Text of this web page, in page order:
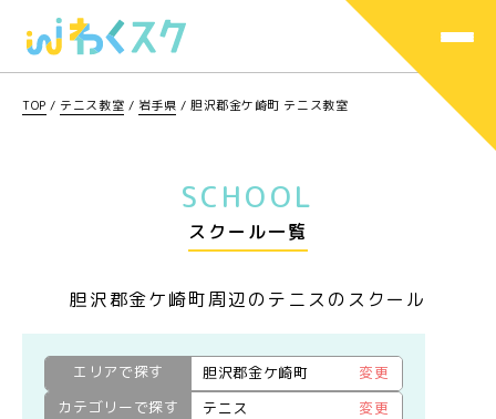
TOP / テニス教室 / 岩手県 /胆沢郡金ケ崎町 テニス教室
SCHOOL
スクール一覧
胆沢郡金ケ崎町周辺のテニスのスクール
エリアで探す 胆沢郡金ケ崎町
変更
カテゴリーで探す
テニス 変更